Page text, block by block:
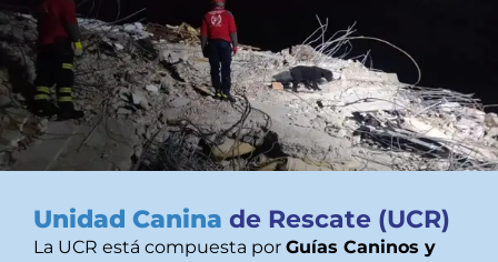
Unidad Canina de Rescate (UCR)
La UCR está compuesta por Guías Caninos y